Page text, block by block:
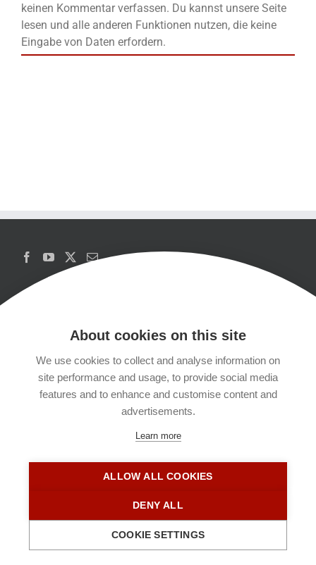
keinen Kommentar verfassen. Du kannst unsere Seite
lesen und alle anderen Funktionen nutzen, die keine
Eingabe von Daten erfordern.
Copyrights
Datenschutzerklärung
Kontakt
About cookies on this site
We use cookies to collect and analyse information on
site performance and usage, to provide social media
features and to enhance and customise content and
advertisements.
Learn more
ALLOW ALL COOKIES
DENY ALL
COOKIE SETTINGS